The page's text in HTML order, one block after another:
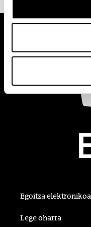
Egoitza elektronikoa
Lege oharra